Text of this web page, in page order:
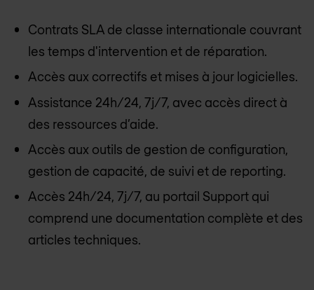
Contrats SLA de classe internationale couvrant
les temps d'intervention et de réparation.
Accès aux correctifs et mises à jour logicielles.
Assistance 24h/24, 7j/7, avec accès direct à
des ressources d’aide.
Accès aux outils de gestion de configuration,
gestion de capacité, de suivi et de reporting.
Accès 24h/24, 7j/7, au portail Support qui
comprend une documentation complète et des
articles techniques.